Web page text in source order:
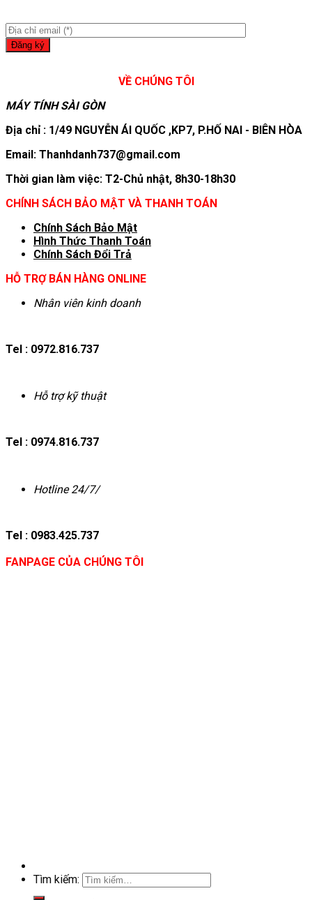
VỀ CHÚNG TÔI
MÁY TÍNH SÀI GÒN
Địa chỉ : 1/49 NGUYỄN ÁI QUỐC ,KP7, P.HỐ NAI - BIÊN HÒA
Email: Thanhdanh737@gmail.com
Thời gian làm việc: T2-Chủ nhật, 8h30-18h30
CHÍNH SÁCH BẢO MẬT VÀ THANH TOÁN
Chính Sách Bảo Mật
Hình Thức Thanh Toán
Chính Sách Đổi Trả
HỖ TRỢ BÁN HÀNG ONLINE
Nhân viên kinh doanh
Tel : 0972.816.737
Hỗ trợ kỹ thuật
Tel : 0974.816.737
Hotline 24/7/
Tel : 0983.425.737
FANPAGE CỦA CHÚNG TÔI
Tìm kiếm: